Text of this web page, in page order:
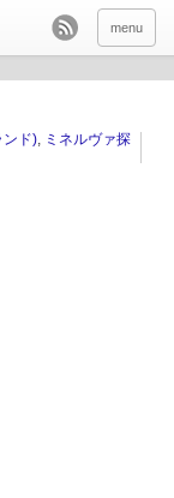
menu
ンド), ミネルヴァ探